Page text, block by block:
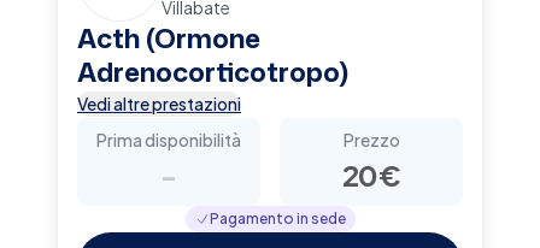
Villabate
Acth (Ormone
Adrenocorticotropo)
Vedi altre prestazioni
Prima disponibilità
-
Prezzo
20€
Pagamento in sede